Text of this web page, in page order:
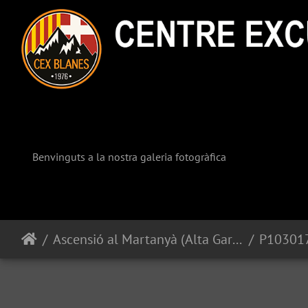
Benvinguts a la nostra galeria fotogràfica
Ascensió al Martanyà (Alta Garrotxa)